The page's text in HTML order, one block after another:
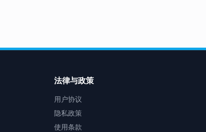
法律与政策
用户协议
隐私政策
使用条款